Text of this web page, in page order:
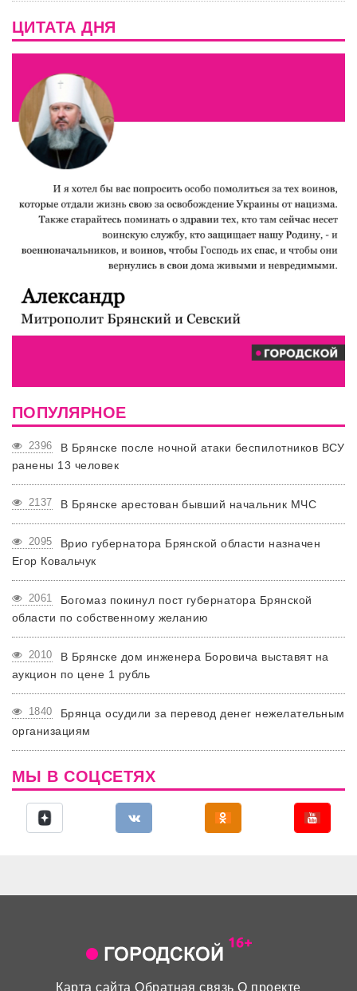
ЦИТАТА ДНЯ
ПОПУЛЯРНОЕ
2396
В Брянске после ночной атаки беспилотников ВСУ
ранены 13 человек
2137 В Брянске арестован бывший начальник МЧС
2095
Врио губернатора Брянской области назначен
Егор Ковальчук
2061
Богомаз покинул пост губернатора Брянской
области по собственному желанию
2010
В Брянске дом инженера Боровича выставят на
аукцион по цене 1 рубль
1840
Брянца осудили за перевод денег нежелательным
организациям
МЫ В СОЦСЕТЯХ
Карта сайта Обратная связь О проекте